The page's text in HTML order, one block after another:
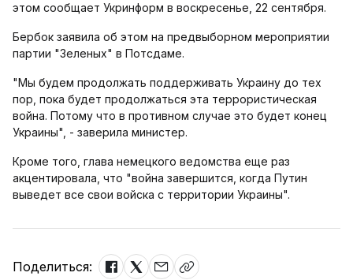
этом сообщает Укринформ в воскресенье, 22 сентября.
Бербок заявила об этом на предвыборном мероприятии
партии "Зеленых" в Потсдаме.
"Мы будем продолжать поддерживать Украину до тех
пор, пока будет продолжаться эта террористическая
война. Потому что в противном случае это будет конец
Украины", - заверила министер.
Кроме того, глава немецкого ведомства еще раз
акцентировала, что "война завершится, когда Путин
выведет все свои войска с территории Украины".
Поделиться: